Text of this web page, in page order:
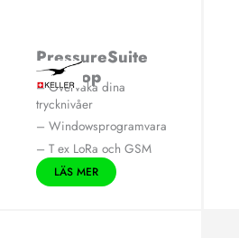
PressureSuite
Desktop
– Övervaka dina
trycknivåer
– Windowsprogramvara
– T ex LoRa och GSM
LÄS MER